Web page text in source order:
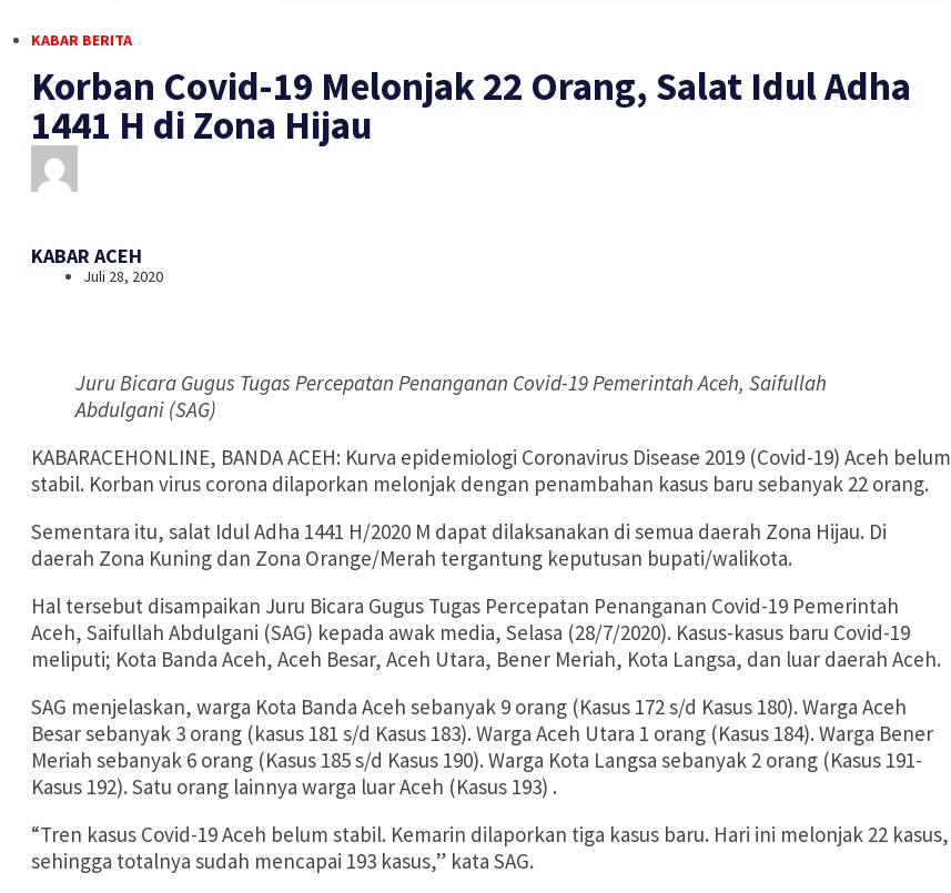
KABAR BERITA
Korban Covid-19 Melonjak 22 Orang, Salat Idul Adha
1441 H di Zona Hijau
KABAR ACEH
Juli 28, 2020
Juru Bicara Gugus Tugas Percepatan Penanganan Covid-19 Pemerintah Aceh, Saifullah
Abdulgani (SAG)
KABARACEHONLINE, BANDA ACEH: Kurva epidemiologi Coronavirus Disease 2019 (Covid-19) Aceh belum
stabil. Korban virus corona dilaporkan melonjak dengan penambahan kasus baru sebanyak 22 orang.
Sementara itu, salat Idul Adha 1441 H/2020 M dapat dilaksanakan di semua daerah Zona Hijau. Di
daerah Zona Kuning dan Zona Orange/Merah tergantung keputusan bupati/walikota.
Hal tersebut disampaikan Juru Bicara Gugus Tugas Percepatan Penanganan Covid-19 Pemerintah
Aceh, Saifullah Abdulgani (SAG) kepada awak media, Selasa (28/7/2020). Kasus-kasus baru Covid-19
meliputi; Kota Banda Aceh, Aceh Besar, Aceh Utara, Bener Meriah, Kota Langsa, dan luar daerah Aceh.
SAG menjelaskan, warga Kota Banda Aceh sebanyak 9 orang (Kasus 172 s/d Kasus 180). Warga Aceh
Besar sebanyak 3 orang (kasus 181 s/d Kasus 183). Warga Aceh Utara 1 orang (Kasus 184). Warga Bener
Meriah sebanyak 6 orang (Kasus 185 s/d Kasus 190). Warga Kota Langsa sebanyak 2 orang (Kasus 191-
Kasus 192). Satu orang lainnya warga luar Aceh (Kasus 193) .
“Tren kasus Covid-19 Aceh belum stabil. Kemarin dilaporkan tiga kasus baru. Hari ini melonjak 22 kasus,
sehingga totalnya sudah mencapai 193 kasus,” kata SAG.